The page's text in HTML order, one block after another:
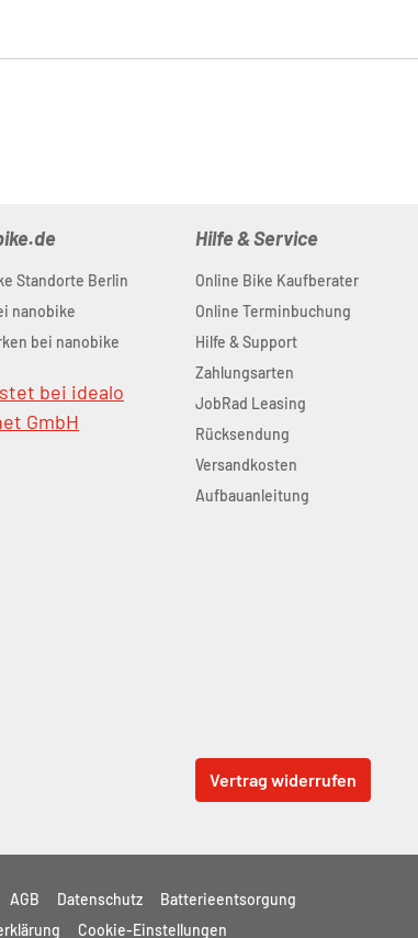
Standorte Berlin
nanobike
bei nanobike
Hilfe & Service
Online Bike Kaufberater
Online Terminbuchung
Hilfe & Support
Zahlungsarten
JobRad Leasing
Rücksendung
Versandkosten
Aufbauanleitung
Vertrag widerrufen
AGB Datenschutz
Batterieentsorgung
Cookie-Einstellungen